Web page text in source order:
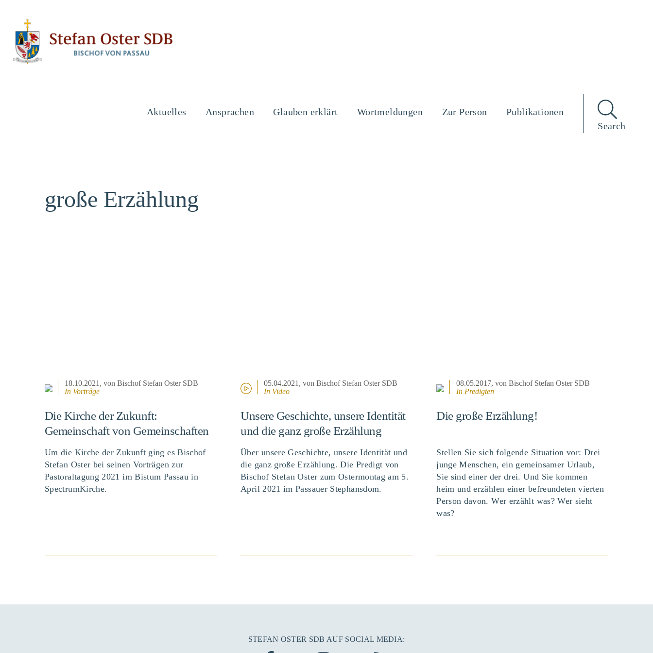
Aktuelles Ansprachen Glauben erklärt Wortmeldungen Zur Person
Publikationen
Search
große Erzählung
18.10.2021 , von Bischof Stefan Oster SDB
In Vorträge
Die Kirche der Zukunft:
Gemeinschaft von Gemeinschaften
Um die Kirche der Zukunft ging es Bischof
Stefan Oster bei seinen Vorträgen zur
Pastoraltagung 2021 im Bistum Passau in
SpectrumKirche.
05.04.2021 , von Bischof Stefan Oster SDB
In Video
Unsere Geschichte, unsere Identität
und die ganz große Erzählung
Über unsere Geschichte, unsere Identität und
die ganz große Erzählung. Die Predigt von
Bischof Stefan Oster zum Ostermontag am 5.
April 2021 im Passauer Stephansdom.
08.05.2017, von Bischof Stefan Oster SDB
In Predigten
Die große Erzählung!
Stellen Sie sich folgende Situation vor: Drei
junge Menschen, ein gemeinsamer Urlaub,
Sie sind einer der drei. Und Sie kommen
heim und erzählen einer befreundeten vierten
Person davon. Wer erzählt was? Wer sieht
was?
STEFAN OSTER SDB AUF SOCIAL MEDIA: